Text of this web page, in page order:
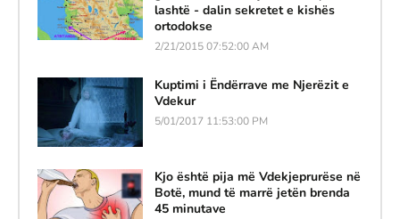
lashtë - dalin sekretet e kishës
ortodokse
2/21/2015 07:52:00 AM
Kuptimi i Ëndërrave me Njerëzit e
Vdekur
5/01/2017 11:53:00 PM
Kjo është pija më Vdekjeprurëse në
Botë, mund të marrë jetën brenda
45 minutave